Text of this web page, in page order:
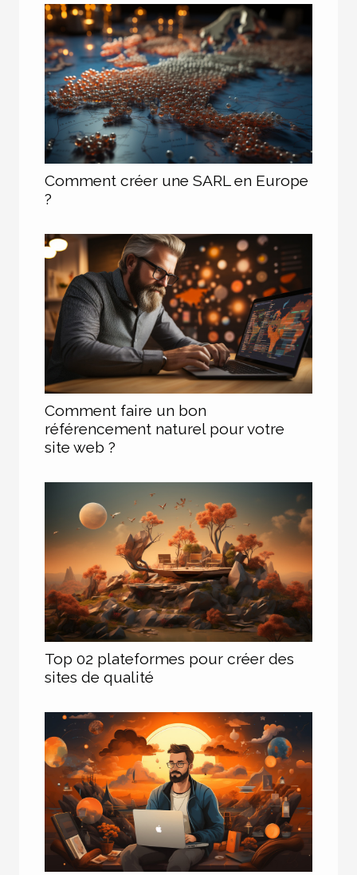
Comment créer une SARL en Europe
?
Comment faire un bon
référencement naturel pour votre
site web ?
Top 02 plateformes pour créer des
sites de qualité